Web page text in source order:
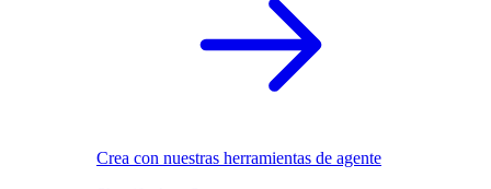
Crea con nuestras herramientas de agente